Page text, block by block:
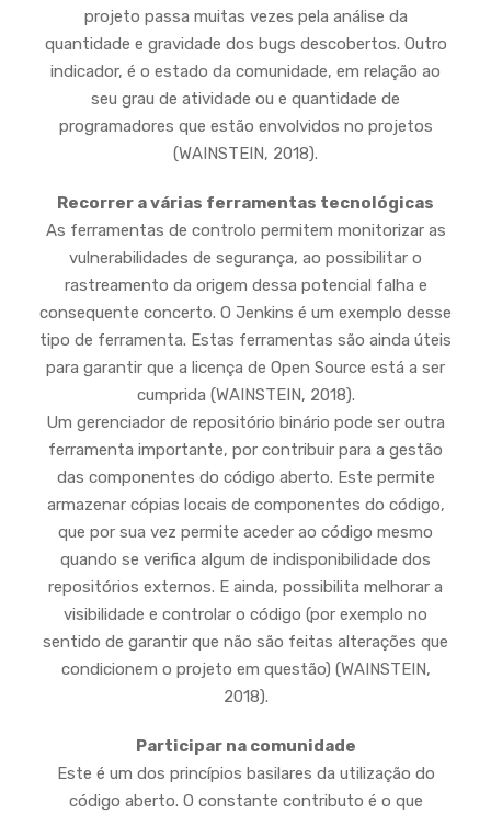
projeto passa muitas vezes pela análise da
quantidade e gravidade dos bugs descobertos. Outro
indicador, é o estado da comunidade, em relação ao
seu grau de atividade ou e quantidade de
programadores que estão envolvidos no projetos
(WAINSTEIN, 2018).
Recorrer a várias ferramentas tecnológicas
As ferramentas de controlo permitem monitorizar as
vulnerabilidades de segurança, ao possibilitar o
rastreamento da origem dessa potencial falha e
consequente concerto. O Jenkins é um exemplo desse
tipo de ferramenta. Estas ferramentas são ainda úteis
para garantir que a licença de Open Source está a ser
cumprida (WAINSTEIN, 2018).
Um gerenciador de repositório binário pode ser outra
ferramenta importante, por contribuir para a gestão
das componentes do código aberto. Este permite
armazenar cópias locais de componentes do código,
que por sua vez permite aceder ao código mesmo
quando se verifica algum de indisponibilidade dos
repositórios externos. E ainda, possibilita melhorar a
visibilidade e controlar o código (por exemplo no
sentido de garantir que não são feitas alterações que
condicionem o projeto em questão) (WAINSTEIN,
2018).
Participar na comunidade
Este é um dos princípios basilares da utilização do
código aberto. O constante contributo é o que